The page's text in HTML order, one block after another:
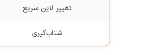
تغییر لاین سریع
شتاب‌گیری